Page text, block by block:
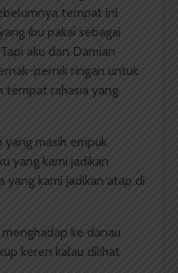
tempat ini
ibu pakai sebagai
aku dan Damian
pernik ringan untuk
tempat rahasia yang
yang masih empuk
yang kami jadikan
yang kami jadikan atap di
ke danau
keren kalau dilihat